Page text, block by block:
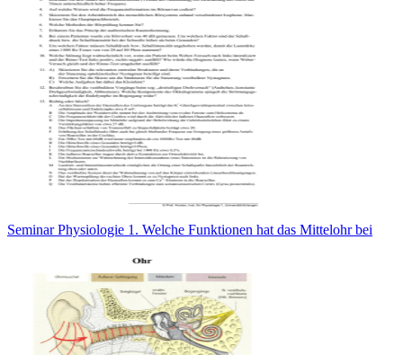
Seminar Physiologie 1. Welche Funktionen hat das Mittelohr bei